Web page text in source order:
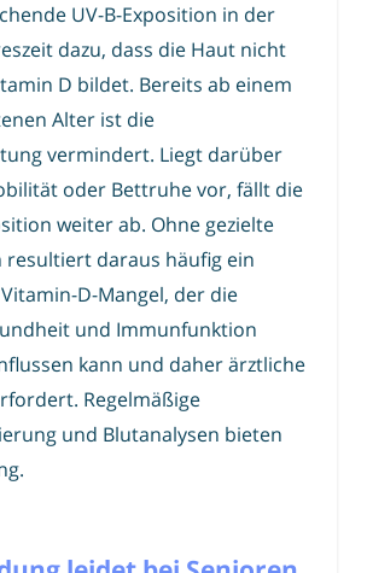
UV-B-Exposition in der
dazu, dass die Haut nicht
D bildet. Bereits ab einem
Alter ist die
vermindert. Liegt darüber
oder Bettruhe vor, fällt die
weiter ab. Ohne gezielte
resultiert daraus häufig ein
D-Mangel, der die
und Immunfunktion
kann und daher ärztliche
Regelmäßige
und Blutanalysen bieten